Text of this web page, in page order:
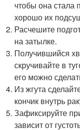
чтобы она стала
хорошо их
Расчешите
на затылке.
Получившийся
скручивайте в
его можно
Из жгута
кончик внутрь
Зафиксируйте
зависит от